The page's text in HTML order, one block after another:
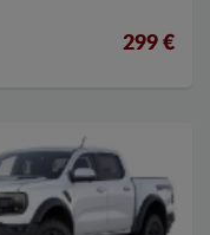
299 €